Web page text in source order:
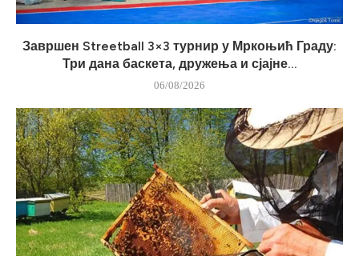
Завршен Streetball 3×3 турнир у Мркоњић Граду:
Три дана баскета, дружења и сјајне...
06/08/2026